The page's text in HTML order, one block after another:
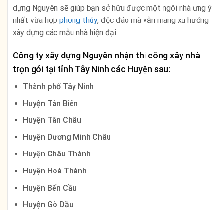
dựng Nguyên sẽ giúp bạn sở hữu được một ngôi nhà ưng ý
nhất vừa hợp phong thủy, độc đáo mà vẫn mang xu hướng
xây dựng các mẫu nhà hiện đại.
Công ty xây dựng Nguyên nhận thi công xây nhà
trọn gói tại tỉnh Tây Ninh các Huyện sau:
Thành phố Tây Ninh
Huyện Tân Biên
Huyện Tân Châu
Huyện Dương Minh Châu
Huyện Châu Thành
Huyện Hoà Thành
Huyện Bến Cầu
Huyện Gò Dầu